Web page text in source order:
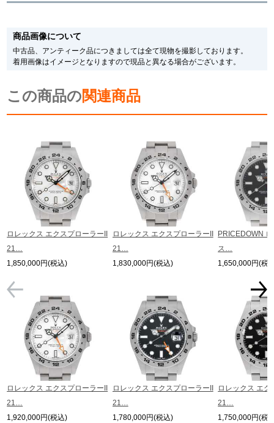
買取サロン
GINZA RASIN公式ブログ
SNS・動画
For Overseas Customers
English 简体中文
繁體中文 한국어
ภาษาไทย
商品画像について
中古品、アンティーク品につきましては全て現物を撮影しております。
着用画像はイメージとなりますので現品と異なる場合がございます。
この商品の関連商品
ロレックス エクスプローラーII
21…
1,850,000円(税込)
ロレックス エクスプローラーII
21…
1,920,000円(税込)
ロレックス エクスプローラーII
21…
1,830,000円(税込)
ロレックス エクスプローラーII
21…
1,780,000円(税込)
PRICEDOWN
ス…
1,650,000円(税
ロレックス エク
21…
1,750,000円(税
メーカー保護シールの有無に個体差がございますのでご了承下さいませ。
また、メーカーにてマイナーチェンジがなされる場合がございますが、在庫品
の仕様で販売させていただきますので予めご了承の程お願いいたします。
尚、中古品、アンティーク品につきましては現品を撮影しております。
ます。
の掲載を控えております。
※当店では店頭販売も行っております為、サイトでのご注文と店頭処理との時
間差で在庫切れになる場合がございます。
予めご了承くださいませ。
また、ご来店にてご購入を希望される場合にも、事前に在庫の確認をお電話か
メールにてお問い合わせいただけますようお願いいたします。
※アンティーク品やユーズド品の場合、外装および内部機械に代替部品を使用
している場合がございます。
※表示の定価は、入荷時の価格となっております。
現在の定価と異なる場合がございますのでご了承くださいませ。